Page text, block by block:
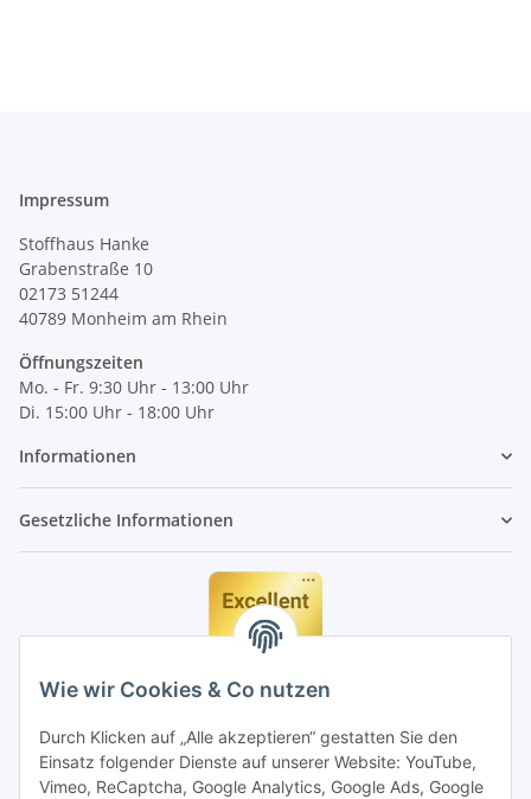
Wie wir Cookies & Co nutzen
Durch Klicken auf „Alle akzeptieren“ gestatten Sie den
Einsatz folgender Dienste auf unserer Website: YouTube,
Vimeo, ReCaptcha, Google Analytics, Google Ads, Google
Impressum
Stoffhaus Hanke
Grabenstraße 10
02173 51244
40789 Monheim am Rhein
Öffnungszeiten
Mo. - Fr. 9:30 Uhr - 13:00 Uhr
Di. 15:00 Uhr - 18:00 Uhr
Informationen
Gesetzliche Informationen